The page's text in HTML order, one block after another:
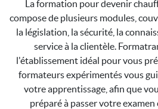
La formation pour devenir
compose de plusieurs modules,
la législation, la sécurité, la
service à la clientèle.
l'établissement idéal pour vous
formateurs expérimentés vous
votre apprentissage, afin que
préparé à passer votre